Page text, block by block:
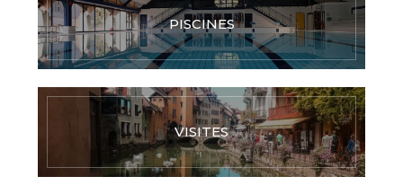
PISCINES
VISITES